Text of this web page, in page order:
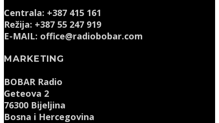
Centrala: +387 415 161
Režija: +387 55 247 919
E-MAIL: office@radiobobar.com
MARKETING
BOBAR Radio
Geteova 2
76300 Bijeljina
Bosna i Hercegovina